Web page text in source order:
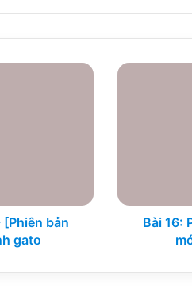
[Phiên bản
gato
Bài
bản
về
Bài 16: